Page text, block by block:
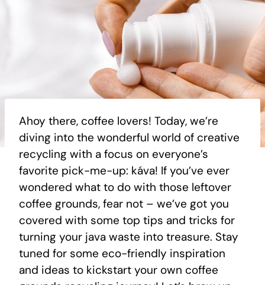
Ahoy there, coffee lovers! Today, we’re
diving into the wonderful world of creative
recycling with a focus on everyone’s
favorite pick-me-up: káva! If you’ve ever
wondered what to do with those leftover
coffee grounds, fear not – we’ve got you
covered with some top tips and tricks for
turning your java waste into treasure. Stay
tuned for some eco-friendly inspiration
and ideas to kickstart your own coffee